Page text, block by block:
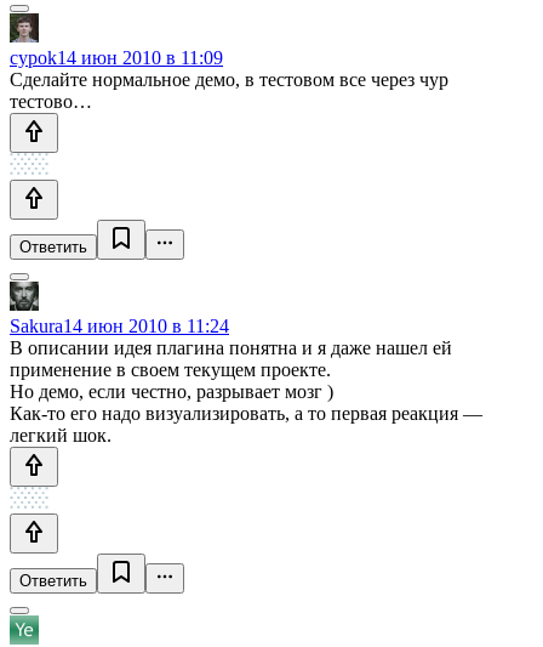
cypok14 июн 2010 в 11:09
Сделайте нормальное демо, в тестовом все через чур
тестово…
Ответить
Sakura14 июн 2010 в 11:24
В описании идея плагина понятна и я даже нашел ей
применение в своем текущем проекте.
Но демо, если честно, разрывает мозг )
Как-то его надо визуализировать, а то первая реакция —
легкий шок.
Ответить